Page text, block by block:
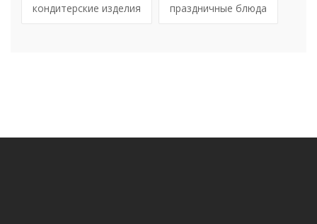
кондитерские изделия праздничные блюда